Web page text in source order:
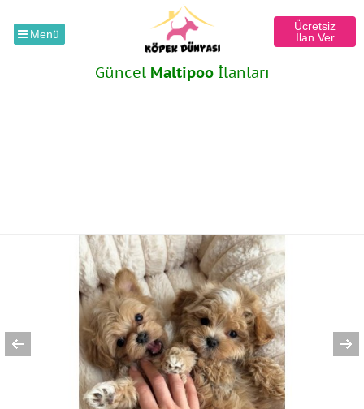
Menü
Ücretsiz
İlan Ver
Güncel Maltipooİlanları